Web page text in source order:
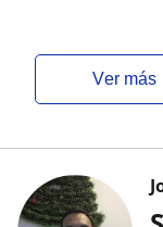
ver más